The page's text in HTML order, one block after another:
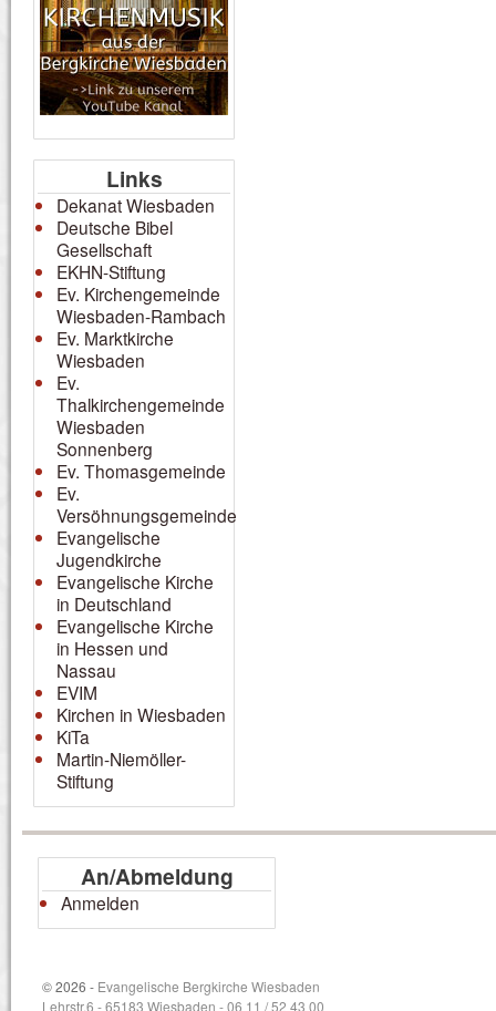
Links
Dekanat Wiesbaden
Deutsche Bibel
Gesellschaft
EKHN-Stiftung
Ev. Kirchengemeinde
Wiesbaden-Rambach
Ev. Marktkirche
Wiesbaden
Ev.
Thalkirchengemeinde
Wiesbaden
Sonnenberg
Ev. Thomasgemeinde
Ev.
Versöhnungsgemeinde
Evangelische
Jugendkirche
Evangelische Kirche
in Deutschland
Evangelische Kirche
in Hessen und
Nassau
EVIM
Kirchen in Wiesbaden
KiTa
Martin-Niemöller-
Stiftung
An/Abmeldung
Anmelden
© 2026 - Evangelische Bergkirche Wiesbaden
Lehrstr.6 - 65183 Wiesbaden - 06 11 / 52 43 00